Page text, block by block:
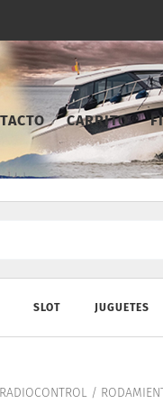
CARRITO
SLOT JUGUETES
RADIOCONTROL/